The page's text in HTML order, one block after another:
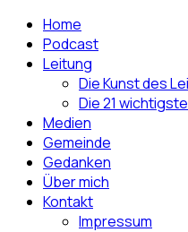
Home
Podcast
Leitung
Die Kunst des
Die 21
Medien
Gemeinde
Gedanken
Über mich
Kontakt
Impressum